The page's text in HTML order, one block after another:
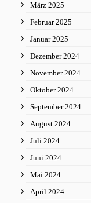
März 2025
Februar 2025
Januar 2025
Dezember 2024
November 2024
Oktober 2024
September 2024
August 2024
Juli 2024
Juni 2024
Mai 2024
April 2024